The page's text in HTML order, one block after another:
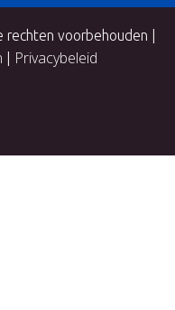
voorbehouden |
Privacybeleid